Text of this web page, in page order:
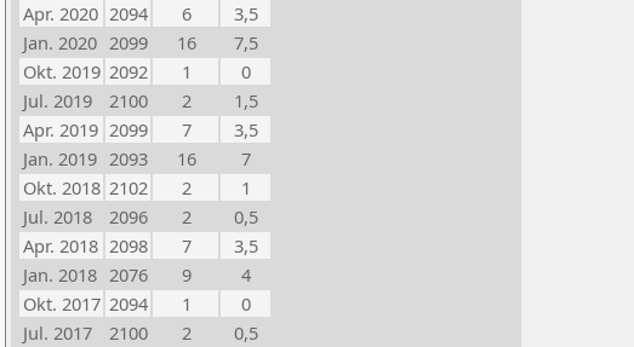
Apr. 2020 2094 6
3,5
Jan. 2020 2099 16
7,5
Okt. 2019 2092 1
0
Jul. 2019
2100 2
1,5
Apr. 2019 2099 7
3,5
Jan. 2019 2093 16
7
Okt. 2018 2102 2
1
Jul. 2018
2096 2
0,5
Apr. 2018 2098 7
3,5
Jan. 2018 2076 9
4
Okt. 2017 2094 1
0
Jul. 2017
2100 2
0,5